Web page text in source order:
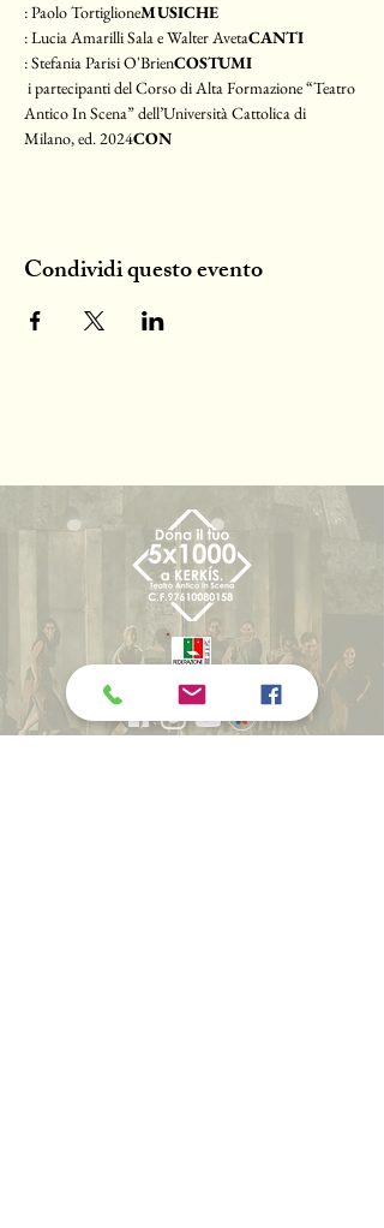
: Paolo TortiglioneMUSICHE
: Lucia Amarilli Sala e Walter AvetaCANTI
: Stefania Parisi O'BrienCOSTUMI
Antico In Scena” dell’Università Cattolica di
Milano, ed. 2024CON
Condividi questo evento